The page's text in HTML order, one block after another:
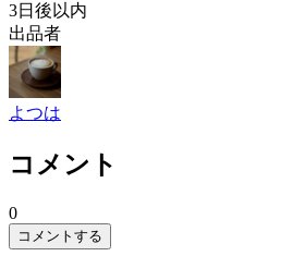
3日後以内
出品者
よつは
コメント
0
コメントする